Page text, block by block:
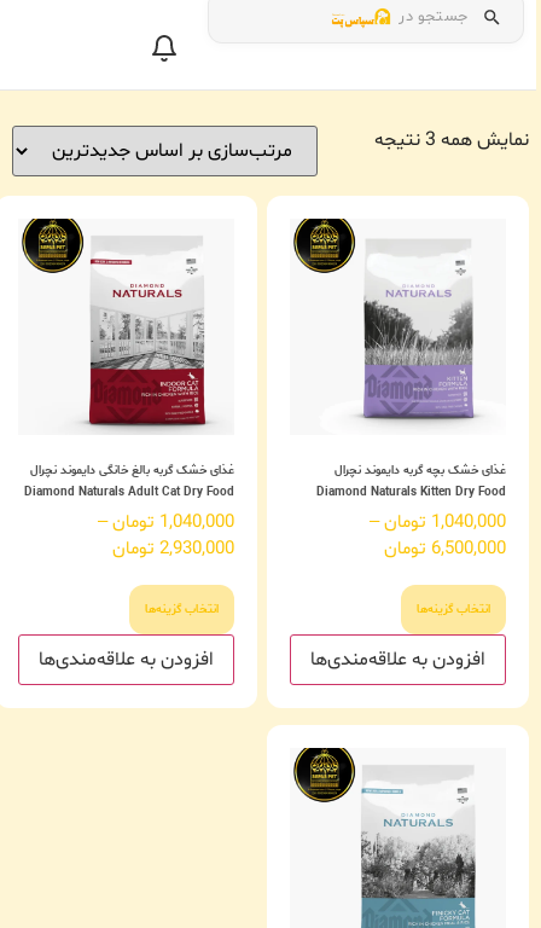
جستجو در
نمایش همه 3 نتیجه
غذای خشک بچه گربه دایموند نچرال
Diamond Naturals Kitten Dry Food
1,040,000 تومان –
6,500,000 تومان
انتخاب گزینه‌ها
افزودن به علاقه‌مندی‌ها
غذای خشک گربه بالغ خانگی دایموند نچرال
Diamond Naturals Adult Cat Dry Food
1,040,000 تومان –
2,930,000 تومان
انتخاب گزینه‌ها
افزودن به علاقه‌مندی‌ها